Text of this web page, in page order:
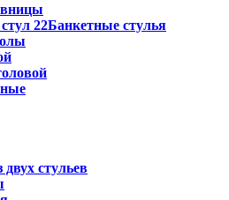
Банкетные стулья
стульев